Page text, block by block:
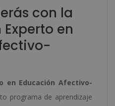
con la
en
en Educación Afectivo-
programa de aprendizaje